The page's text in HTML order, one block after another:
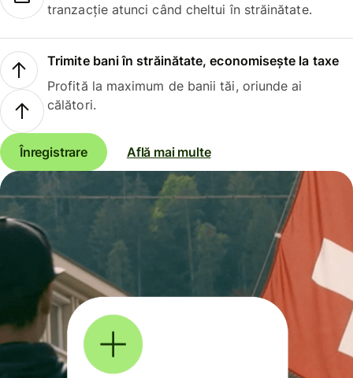
tranzacție atunci când cheltui în străinătate.
Trimite bani în străinătate, economisește la taxe
Profită la maximum de banii tăi, oriunde ai
călători.
Înregistrare Află mai multe